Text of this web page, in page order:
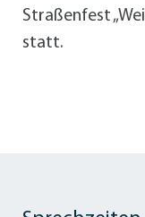
Straßenfest
statt.